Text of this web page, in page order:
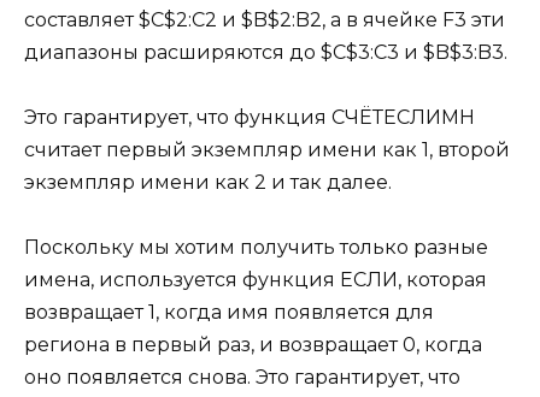
составляет $C$2:C2 и $B$2:B2, а в ячейке F3 эти
диапазоны расширяются до $C$3:C3 и $B$3:B3.
Это гарантирует, что функция СЧЁТЕСЛИМН
считает первый экземпляр имени как 1, второй
экземпляр имени как 2 и так далее.
Поскольку мы хотим получить только разные
имена, используется функция ЕСЛИ, которая
возвращает 1, когда имя появляется для
региона в первый раз, и возвращает 0, когда
оно появляется снова. Это гарантирует, что